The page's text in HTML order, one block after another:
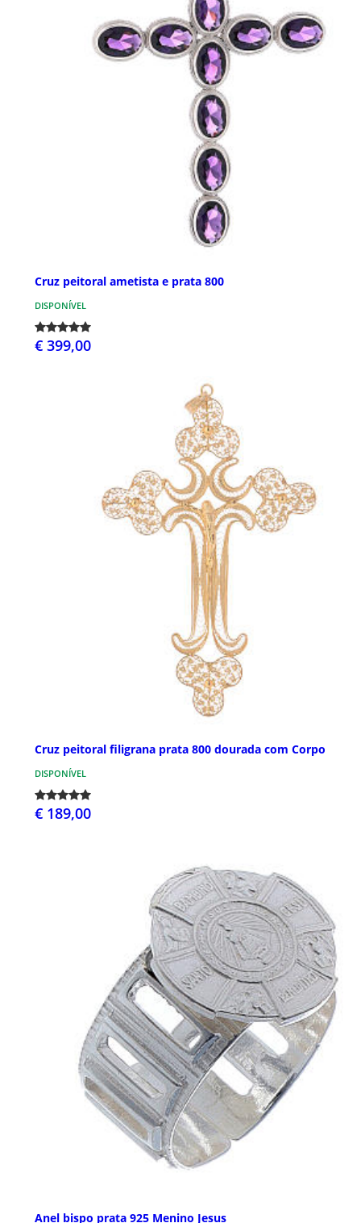
Cruz peitoral ametista e prata 800
DISPONÍVEL
€ 399,00
Cruz peitoral filigrana prata 800 dourada com Corpo
DISPONÍVEL
€ 189,00
Anel bispo prata 925 Menino Jesus